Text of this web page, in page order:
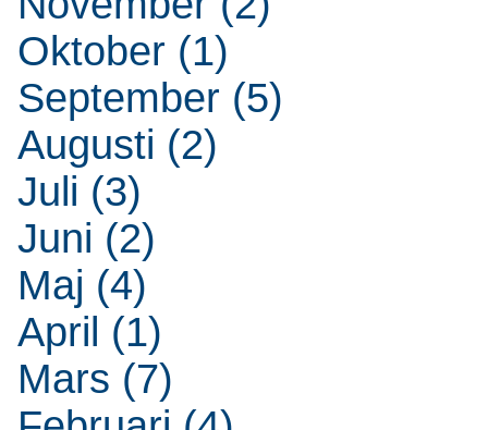
Oktober (1)
September (5)
Augusti (2)
Juli (3)
Juni (2)
Maj (4)
April (1)
Mars (7)